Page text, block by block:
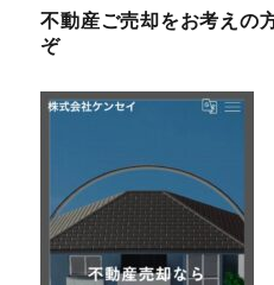
不動産ご売却をお考えの
ぞ